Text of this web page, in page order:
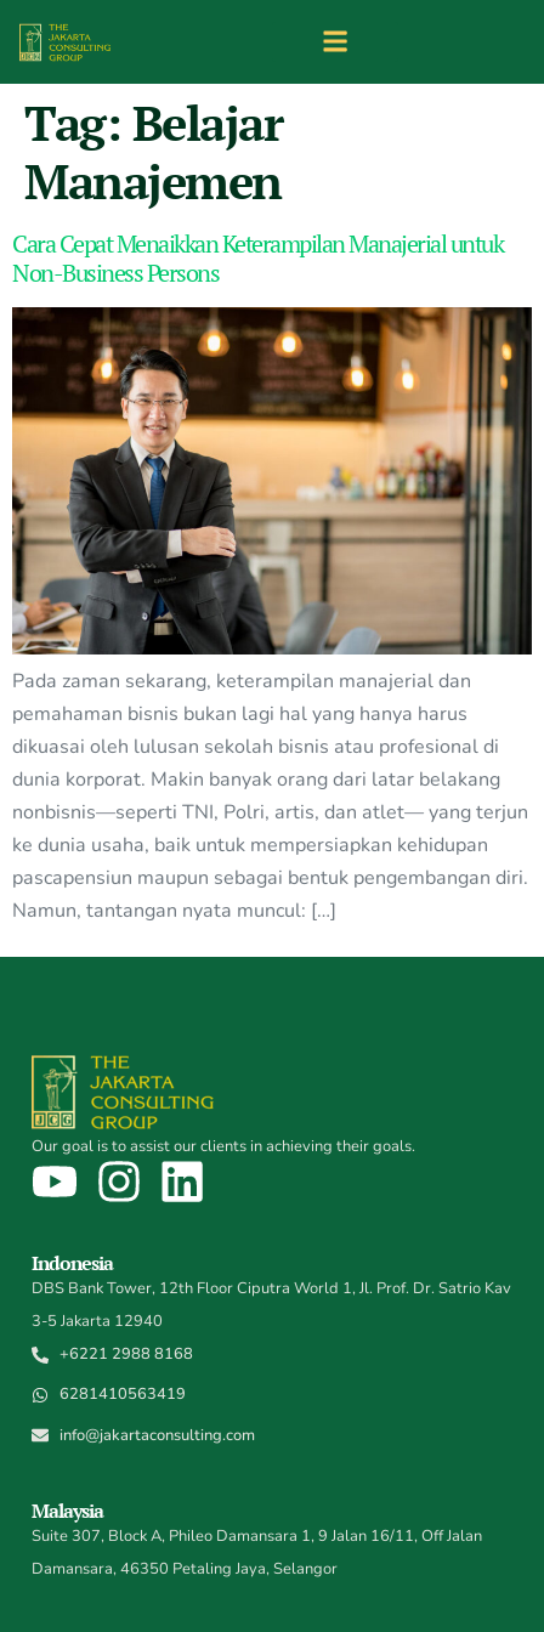
Tag: Belajar
Manajemen
Cara Cepat Menaikkan Keterampilan Manajerial untuk
Non-Business Persons
Pada zaman sekarang, keterampilan manajerial dan
pemahaman bisnis bukan lagi hal yang hanya harus
dikuasai oleh lulusan sekolah bisnis atau profesional di
dunia korporat. Makin banyak orang dari latar belakang
nonbisnis—seperti TNI, Polri, artis, dan atlet— yang terjun
ke dunia usaha, baik untuk mempersiapkan kehidupan
pascapensiun maupun sebagai bentuk pengembangan diri.
Namun, tantangan nyata muncul: […]
Our goal is to assist our clients in achieving their goals.
Indonesia
DBS Bank Tower, 12th Floor Ciputra World 1, Jl. Prof. Dr. Satrio Kav
3-5 Jakarta 12940
+6221 2988 8168
6281410563419
info@jakartaconsulting.com
Malaysia
Suite 307, Block A, Phileo Damansara 1, 9 Jalan 16/11, Off Jalan
Damansara, 46350 Petaling Jaya, Selangor